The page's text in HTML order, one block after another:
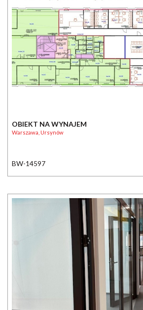
OBIEKT NA WYNAJEM
Warszawa, Ursynów
BW-14597